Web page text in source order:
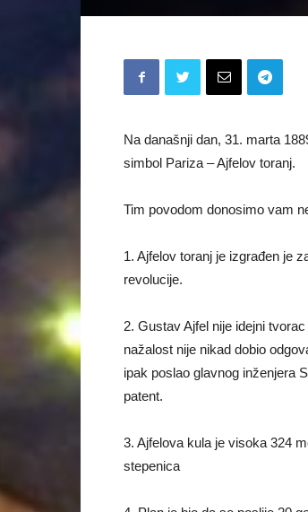
Na današnji dan, 31. marta
simbol Pariza – Ajfelov toranj.
Tim povodom donosimo vam
1. Ajfelov toranj je izgrađen je
revolucije.
2. Gustav Ajfel nije idejni
nažalost nije nikad dobio
ipak poslao glavnog inženjera
patent.
3. Ajfelova kula je visoka 324
stepenica